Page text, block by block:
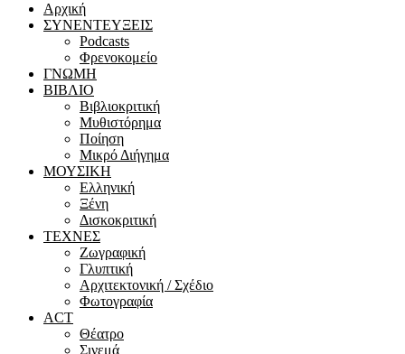
Αρχική
ΣΥΝΕΝΤΕΥΞΕΙΣ
Podcasts
Φρενοκομείο
ΓΝΩΜΗ
ΒΙΒΛΙΟ
Βιβλιοκριτική
Μυθιστόρημα
Ποίηση
Μικρό Διήγημα
ΜΟΥΣΙΚΗ
Ελληνική
Ξένη
Δισκοκριτική
ΤΕΧΝΕΣ
Ζωγραφική
Γλυπτική
Αρχιτεκτονική / Σχέδιο
Φωτογραφία
ACT
Θέατρο
Σινεμά